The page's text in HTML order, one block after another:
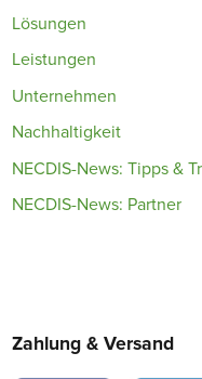
Lösungen
Leistungen
Unternehmen
Nachhaltigkeit
NECDIS-News: Tipps &
NECDIS-News: Partner
Zahlung & Versand